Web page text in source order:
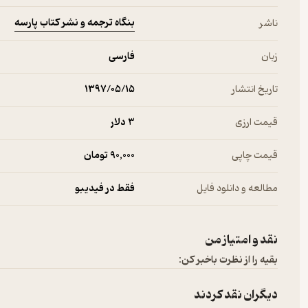
ناشر بنگاه ترجمه و نشر کتاب پارسه
زبان فارسی
تاریخ انتشار ۱۳۹۷/۰۵/۱۵
قیمت ارزی 3 دلار
قیمت چاپی 90,000 تومان
مطالعه و دانلود فایل فقط در فیدیبو
نقد و امتیاز من
بقیه را از نظرت باخبر کن:
دیگران نقد کردند